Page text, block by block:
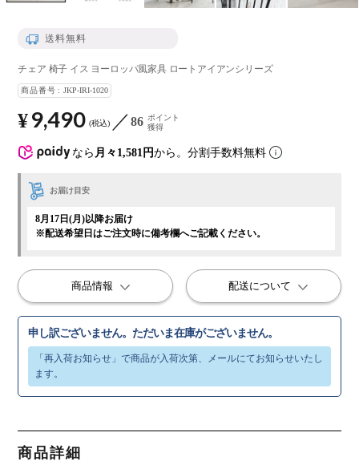
商品詳細
送料無料
チェア 椅子 イス ヨーロッパ風家具 ロートアイアンシリーズ
商品番号 JKP-IRI-1020
なら 月々1,581円から。分割手数料無料
¥9,490 税込 86 ポイント
獲得
お届け目安
8月17日(月)以降お届け
※配送希望日はご注文時に備考欄へご記載ください。
商品情報 配送について
申し訳ございません。ただいま在庫がございません。